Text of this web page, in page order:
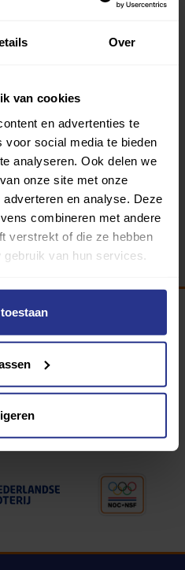
Over
van cookies
en advertenties te
voor social media te bieden
analyseren. Ook delen we
onze site met onze
en analyse. Deze
combineren met andere
verstrekt of die ze hebben
van hun services.